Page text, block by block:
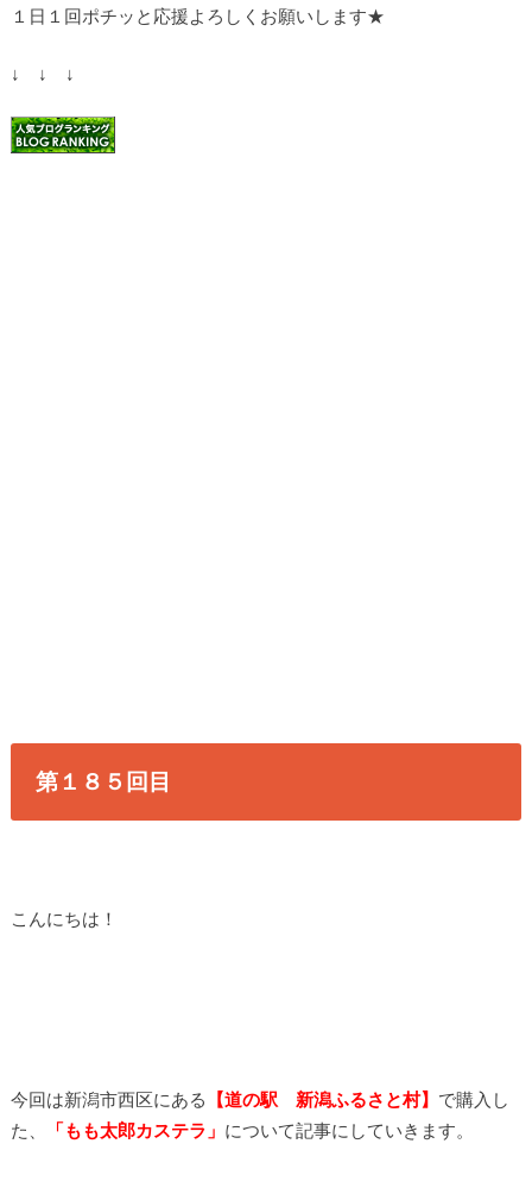
１日１回ポチッと応援よろしくお願いします★
↓ ↓ ↓
第１８５回目
こんにちは！
今回は新潟市西区にある 【道の駅 新潟ふるさと村】 で購入し
た、
「もも太郎カステラ」 について記事にしていきます。